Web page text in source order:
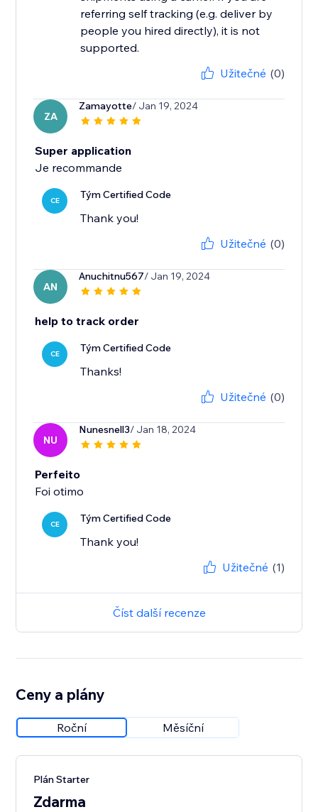
referring self tracking (e.g. deliver by
people you hired directly), it is not
supported.
Užitečné (0)
ZA
Zamayotte/ Jan 19, 2024
Super application
Je recommande
CE Tým Certified Code
Thank you!
Užitečné (0)
AN
Anuchitnu567/ Jan 19, 2024
help to track order
CE Tým Certified Code
Thanks!
Užitečné (0)
NU
Nunesnell3/ Jan 18, 2024
Perfeito
Foi otimo
CE Tým Certified Code
Thank you!
Užitečné (1)
Číst další recenze
Ceny a plány
Roční Měsíční
Plán Starter
Zdarma